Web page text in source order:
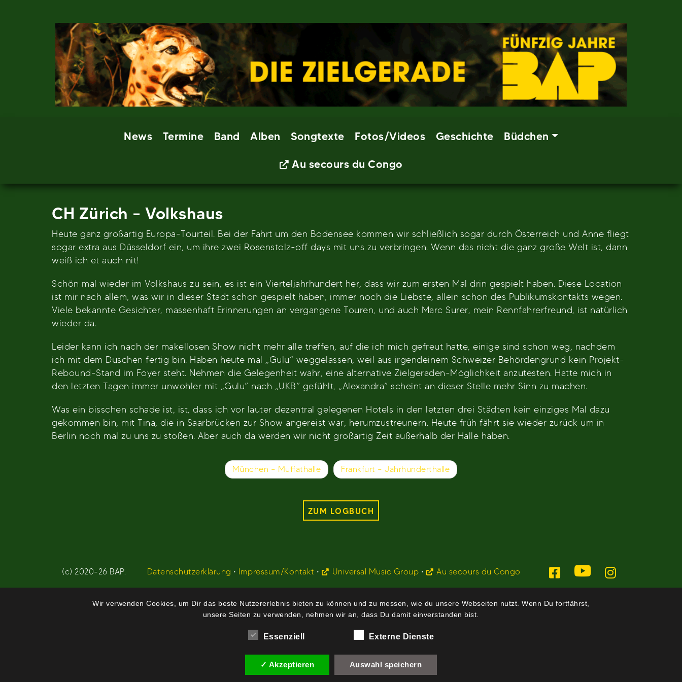
News Termine Band Alben Songtexte Fotos/Videos Geschichte Büdchen
Au secours du Congo
CH Zürich – Volkshaus
Heute ganz großartig Europa-Tourteil. Bei der Fahrt um den Bodensee kommen wir schließlich sogar durch Österreich und Anne fliegt
sogar extra aus Düsseldorf ein, um ihre zwei Rosenstolz-off days mit uns zu verbringen. Wenn das nicht die ganz große Welt ist, dann
weiß ich et auch nit!
Schön mal wieder im Volkshaus zu sein, es ist ein Vierteljahrhundert her, dass wir zum ersten Mal drin gespielt haben. Diese Location
ist mir nach allem, was wir in dieser Stadt schon gespielt haben, immer noch die Liebste, allein schon des Publikumskontakts wegen.
Viele bekannte Gesichter, massenhaft Erinnerungen an vergangene Touren, und auch Marc Surer, mein Rennfahrerfreund, ist natürlich
wieder da.
Leider kann ich nach der makellosen Show nicht mehr alle treffen, auf die ich mich gefreut hatte, einige sind schon weg, nachdem
ich mit dem Duschen fertig bin. Haben heute mal „Gulu“ weggelassen, weil aus irgendeinem Schweizer Behördengrund kein Projekt-
Rebound-Stand im Foyer steht. Nehmen die Gelegenheit wahr, eine alternative Zielgeraden-Möglichkeit anzutesten. Hatte mich in
den letzten Tagen immer unwohler mit „Gulu“ nach „UKB“ gefühlt, „Alexandra“ scheint an dieser Stelle mehr Sinn zu machen.
Was ein bisschen schade ist, ist, dass ich vor lauter dezentral gelegenen Hotels in den letzten drei Städten kein einziges Mal dazu
gekommen bin, mit Tina, die in Saarbrücken zur Show angereist war, herumzustreunern. Heute früh fährt sie wieder zurück um in
Berlin noch mal zu uns zu stoßen. Aber auch da werden wir nicht großartig Zeit außerhalb der Halle haben.
München – Muffathalle Frankfurt – Jahrhunderthalle
ZUM LOGBUCH
(c) 2020-26 BAP. Datenschutzerklärung • Impressum/Kontakt • Universal Music Group • Au secours du Congo
Wir verwenden Cookies, um Dir das beste Nutzererlebnis bieten zu können und zu messen, wie du unsere Webseiten nutzt. Wenn Du fortfährst,
unsere Seiten zu verwenden, nehmen wir an, dass Du damit einverstanden bist.
Essenziell Externe Dienste
✓ Akzeptieren Auswahl speichern